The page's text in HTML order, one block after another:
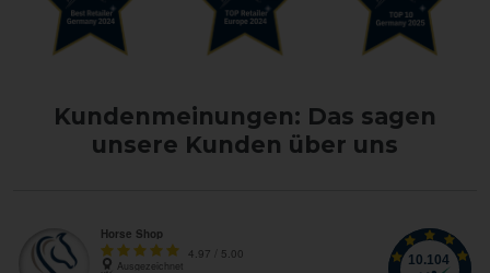
Kundenmeinungen: Das sagen
unsere Kunden über uns